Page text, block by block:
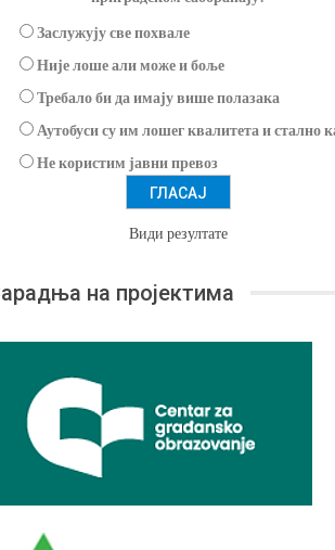
Заслужују све похвале
Није лоше али може и боље
Требало би да имају више полазака
Аутобуси су им лошег квалитета и стално
Не користим јавни превоз
Види резултате
на пројектима